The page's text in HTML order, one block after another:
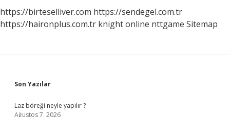
https://birteselliver.com https://sendegel.com.tr
https://haironplus.com.tr knight online nttgame Sitemap
Sidebar
Son Yazılar
Laz böreği neyle yapılır ?
Ağustos 7, 2026